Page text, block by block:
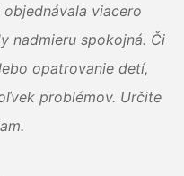
viacero
nadmieru spokojná. Či
opatrovanie detí,
problémov. Určite